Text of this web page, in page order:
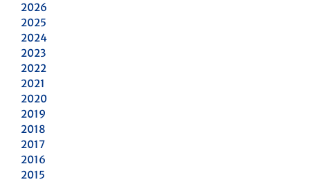
2026
2025
2024
2023
2022
2021
2020
2019
2018
2017
2016
2015